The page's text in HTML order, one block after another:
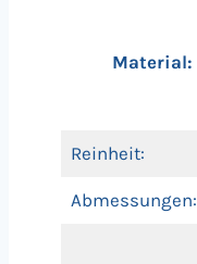
Material:
Reinheit:
Abmessungen: